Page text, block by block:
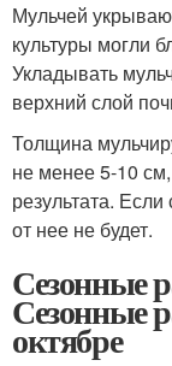
Мульчей
культуры могли
Укладывать
верхний слой
Толщина
не менее 5-10
результата.
от нее не будет.
Сезонные
Сезонные
октябре